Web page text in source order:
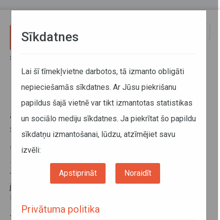
Sākums
Par ziemas riepām un to
aprīkošanu ar ķēdēm ziemas
sezonā Turcijā
08. februāris 2017
Riepu ķēdes
Turcijā ar likumu noteikts, ka kravas transportlīdzekļiem
jābūt aprīkotiem ar vismaz vienu riepu ķēžu komplektu.
Ziemas riepas
Sīkdatnes
Lai šī tīmekļvietne darbotos, tā izmanto obligāti
nepieciešamās sīkdatnes. Ar Jūsu piekrišanu
papildus šajā vietnē var tikt izmantotas statistikas
un sociālo mediju sīkdatnes. Ja piekrītat šo papildu
sīkdatņu izmantošanai, lūdzu, atzīmējiet savu
izvēli:
Apstiprināt Noraidīt
Privātuma politika